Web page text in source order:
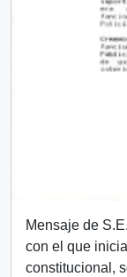
Mensaje de
con el que
constitucional,